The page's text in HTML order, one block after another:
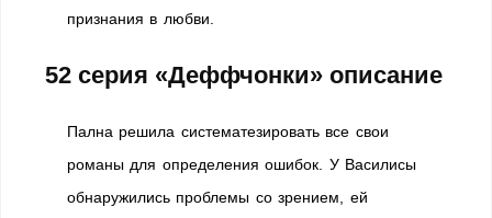
признания в любви.
52 серия «Деффчонки» описание
Пална решила систематезировать все свои
романы для определения ошибок. У Василисы
обнаружились проблемы со зрением, ей